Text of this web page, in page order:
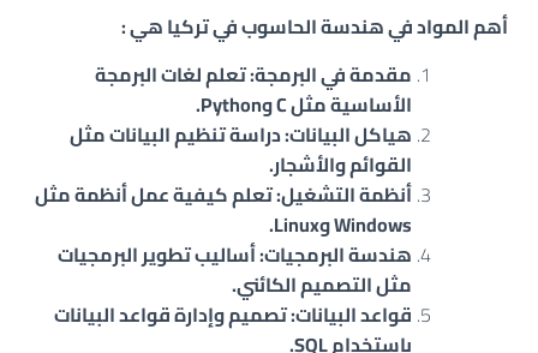
أهم المواد في هندسة الحاسوب في تركيا هي :
مقدمة في البرمجة: تعلم لغات البرمجة
الأساسية مثل C وPython.
هياكل البيانات: دراسة تنظيم البيانات مثل
القوائم والأشجار.
أنظمة التشغيل: تعلم كيفية عمل أنظمة مثل
Windows وLinux.
هندسة البرمجيات: أساليب تطوير البرمجيات
مثل التصميم الكائني.
قواعد البيانات: تصميم وإدارة قواعد البيانات
باستخدام SQL.